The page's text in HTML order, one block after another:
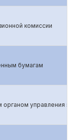
комиссии
бумагам
управления